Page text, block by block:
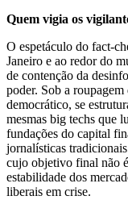
Quem vigia os
O espetáculo do fact-
Janeiro e ao redor do
de contenção da
poder. Sob a
democrático, se
mesmas big techs que
fundações do capital
jornalísticas
cujo objetivo final não
estabilidade dos
liberais em crise.